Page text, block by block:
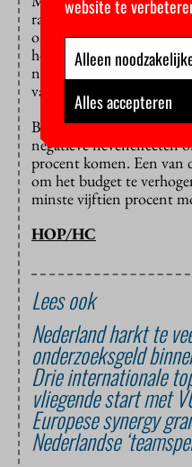
raad nog geen tien
onderzoeksvoorstellen
honoreren. De kans op
nog in verhouding tot het
van een
Bourguignon: “We zijn
negatieve neveneffecten
procent komen. Een van
om het budget te
minste vijftien procent
HOP/HC
Lees ook
Nederland harkt te
onderzoeksgeld
Drie internationale
vliegende start met
Europese synergy
Nederlandse
website te
Alleen
Alles accepteren